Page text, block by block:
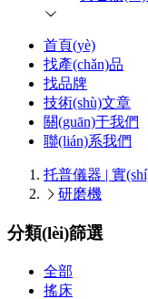
首頁(yè)
找產(chǎn)品
找品牌
技術(shù)文章
關(guān)于我們
聯(lián)系我們
托普儀器 | 實
研磨機
分類(lèi)篩選
全部
搖床